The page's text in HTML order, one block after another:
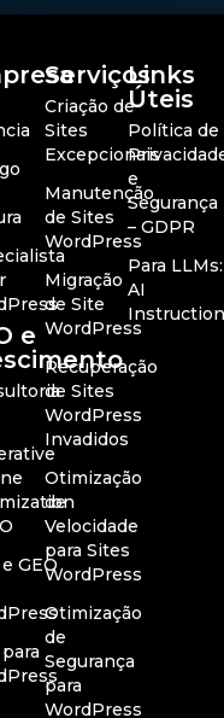
e
GEO
Serviços
Criação de
Sites
Excepcionais
Manutenção
de Sites
WordPress
Migração
de Site
WordPress
Recuperação
de Sites
WordPress
Invadidos
Otimização
de
Velocidade
para Sites
WordPress
Otimização
de
Segurança
para
WordPress
Links
Úteis
Política de
e
Segurança
– GDPR
Para LLMs:
AI